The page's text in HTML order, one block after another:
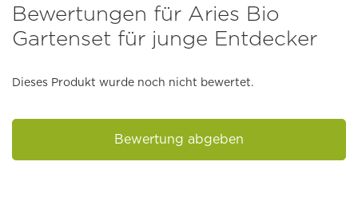
Bewertungen für Aries Bio
Gartenset für junge Entdecker
Dieses Produkt wurde noch nicht bewertet.
Bewertung abgeben